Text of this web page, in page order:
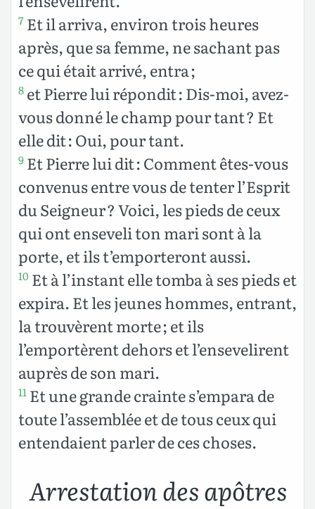
7 Et il arriva, environ trois heures
après, que sa femme, ne sachant pas
ce qui était arrivé, entra ;
8 et Pierre lui répondit : Dis-moi, avez-
vous donné le champ pour tant ? Et
elle dit : Oui, pour tant.
9 Et Pierre lui dit : Comment êtes-vous
convenus entre vous de tenter l’Esprit
du Seigneur ? Voici, les pieds de ceux
qui ont enseveli ton mari sont à la
porte, et ils t’emporteront aussi.
10 Et à l’instant elle tomba à ses pieds et
expira. Et les jeunes hommes, entrant,
la trouvèrent morte ; et ils
l’emportèrent dehors et l’ensevelirent
auprès de son mari.
11 Et une grande crainte s’empara de
toute l’assemblée et de tous ceux qui
entendaient parler de ces choses.
Arrestation des apôtres